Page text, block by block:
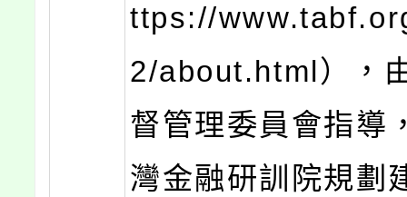
ttps://
2/about.html），
督管理委員會指導
灣金融研訓院規劃